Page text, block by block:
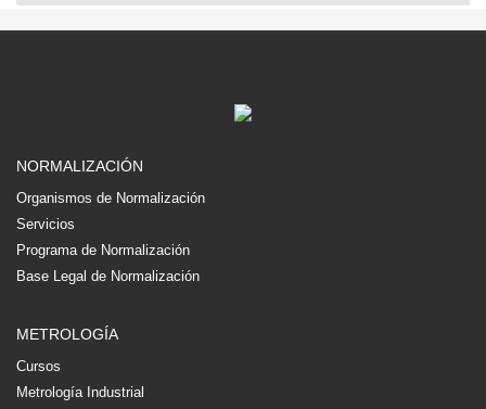
NORMALIZACIÓN
Organismos de Normalización
Servicios
Programa de Normalización
Base Legal de Normalización
METROLOGÍA
Cursos
Metrología Industrial